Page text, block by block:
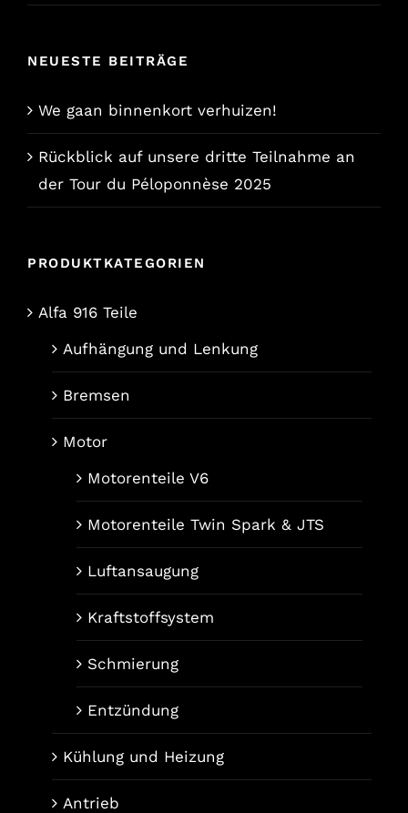
NEUESTE BEITRÄGE
We gaan binnenkort verhuizen!
Rückblick auf unsere dritte Teilnahme an
der Tour du Péloponnèse 2025
PRODUKTKATEGORIEN
Alfa 916 Teile
Aufhängung und Lenkung
Bremsen
Motor
Motorenteile V6
Motorenteile Twin Spark & JTS
Luftansaugung
Kraftstoffsystem
Schmierung
Entzündung
Kühlung und Heizung
Antrieb